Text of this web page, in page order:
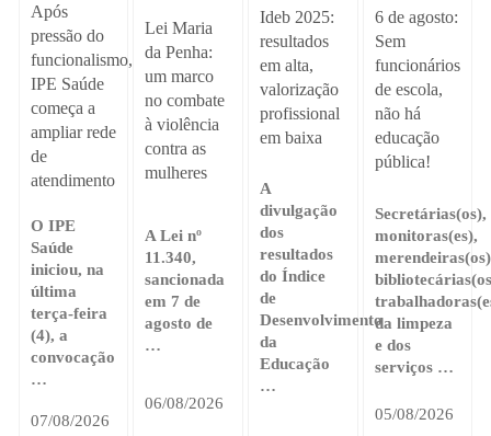
Após
pressão do
funcionalismo,
IPE Saúde
começa a
ampliar rede
de
atendimento
O IPE
Saúde
iniciou, na
última
terça-feira
(4), a
convocação
…
07/08/2026
Lei Maria
da Penha:
um marco
no combate
à violência
contra as
mulheres
A Lei nº
11.340,
sancionada
em 7 de
agosto de
…
06/08/2026
Ideb 2025:
resultados
em alta,
valorização
profissional
em baixa
A
divulgação
dos
resultados
do Índice
de
Desenvolvimento
da
Educação
…
6 de agosto:
Sem
funcionários
de escola,
não há
educação
pública!
Secretárias(os),
monitoras(es),
da limpeza
e dos
serviços …
05/08/2026